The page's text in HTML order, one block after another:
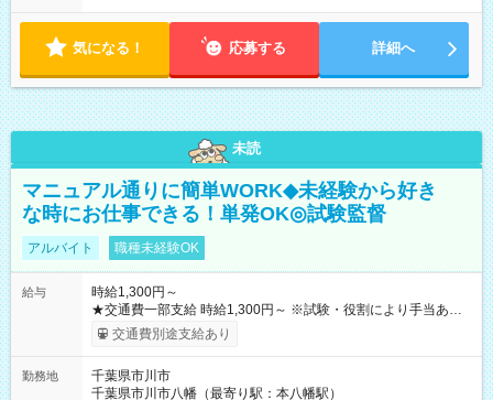
気になる！ 応募する 詳細へ
未読
マニュアル通りに簡単WORK◆未経験から好き
な時にお仕事できる！単発OK◎試験監督
アルバイト 職種未経験OK
給与
時給1,300円～
★交通費一部支給 時給1,300円～ ※試験・役割により手当あり
※勤務回数により昇給あり 【即給（前払い）オプションあ
り！】 希望される場合、勤務から1週間ほどで給与の一部を受け
例】 ・河合塾模擬試験 8:30～17:30（休憩1時間） 時給1,300円
交通費別途支給あり
勤務地
千葉県市川市
千葉県市川市八幡（最寄り駅：本八幡駅）